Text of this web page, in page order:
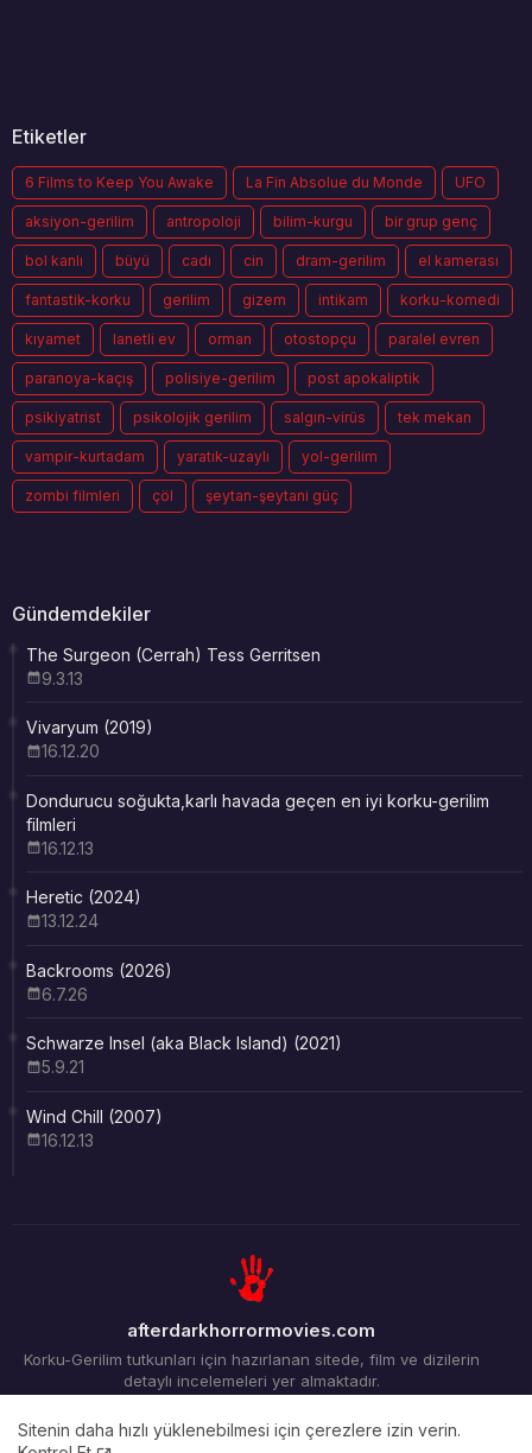
Etiketler
6 Films to Keep You Awake La Fin Absolue du Monde UFO
aksiyon-gerilim antropoloji bilim-kurgu bir grup genç
bol kanlı büyü cadı cin dram-gerilim el kamerası
fantastik-korku gerilim gizem intikam korku-komedi
kıyamet lanetli ev orman otostopçu paralel evren
paranoya-kaçış polisiye-gerilim post apokaliptik
psikiyatrist psikolojik gerilim salgın-virüs tek mekan
vampir-kurtadam yaratık-uzaylı yol-gerilim
zombi filmleri çöl şeytan-şeytani güç
Gündemdekiler
The Surgeon (Cerrah) Tess Gerritsen
9.3.13
Vivaryum (2019)
16.12.20
Dondurucu soğukta,karlı havada geçen en iyi korku-gerilim
filmleri
16.12.13
Heretic (2024)
13.12.24
Backrooms (2026)
6.7.26
Schwarze Insel (aka Black Island) (2021)
5.9.21
Wind Chill (2007)
16.12.13
afterdarkhorrormovies.com
Korku-Gerilim tutkunları için hazırlanan sitede, film ve dizilerin
detaylı incelemeleri yer almaktadır.
Sitenin daha hızlı yüklenebilmesi için çerezlere izin verin.